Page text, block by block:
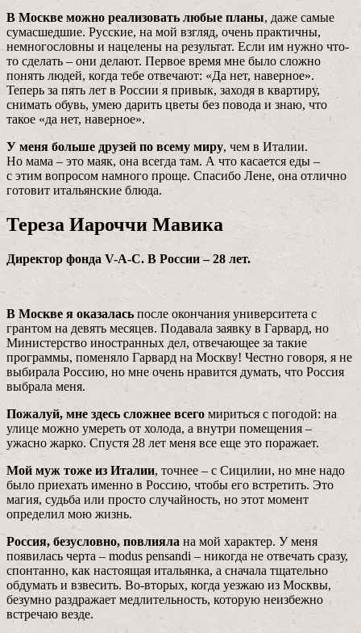
В Москве можно реализовать любые планы, даже самые
сумасшедшие. Русские, на мой взгляд, очень практичны,
немногословны и нацелены на результат. Если им нужно что-
то сделать – они делают. Первое время мне было сложно
понять людей, когда тебе отвечают: «Да нет, наверное».
Теперь за пять лет в России я привык, заходя в квартиру,
снимать обувь, умею дарить цветы без повода и знаю, что
такое «да нет, наверное».
У меня больше друзей по всему миру, чем в Италии.
Но мама – это маяк, она всегда там. А что касается еды –
с этим вопросом намного проще. Cпасибо Лене, она отлично
готовит итальянские блюда.
Тереза Иароччи Мавика
Директор фонда V-A-C. В России – 28 лет.
В Москве я оказалась после окончания университета с
грантом на девять месяцев. Подавала заявку в Гарвард, но
Министерство иностранных дел, отвечающее за такие
программы, поменяло Гарвард на Москву! Честно говоря, я не
выбирала Россию, но мне очень нравится думать, что Россия
выбрала меня.
Пожалуй, мне здесь сложнее всего мириться с погодой: на
улице можно умереть от холода, а внутри помещения –
ужасно жарко. Спустя 28 лет меня все еще это поражает.
Мой муж тоже из Италии, точнее – с Сицилии, но мне надо
было приехать именно в Россию, чтобы его встретить. Это
магия, судьба или просто случайность, но этот момент
определил мою жизнь.
Россия, безусловно, повлияла на мой характер. У меня
появилась черта – modus pensandi – никогда­ не отвечать сразу,
спонтанно, как настоящая итальянка, а сначала тщательно
обдумать и взвесить. Во-вто­рых, когда уезжаю из Москвы,
безумно раздражает медлительность, которую неизбежно
встречаю везде.